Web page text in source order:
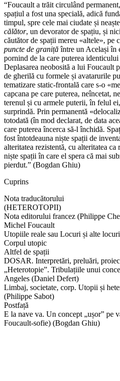
“Foucault a trăit circulând
spațiul a fost una specială, adică
timpul, spre cele mai ciudate și
călător, un devorator de spațiu, și
căutător de spații mereu «altele», pe
puncte de granițăîntre un Același în
pornind de la care puterea
Deplasarea neobosită a lui Foucault
de gherilă cu formele și avatarurile
tematizare static‑frontală care s‑o
capcana pe care puterea, neîncetat,
terenul și cu armele puterii, în felul
surprindă. Prin permanentă
totodată (în mod declarat, de data
care puterea încerca să‑l închidă.
fost întotdeauna niște spații de
alteritatea rezistentă, cu alteritatea
niște spații în care el spera că mai
pierdut.” (Bogdan Ghiu)
Cuprins
Nota traducătorului
(HETEROTOPII)
Nota editorului francez (Philippe
Michel Foucault
Utopiile reale sau Locuri și alte locuri
Corpul utopic
Altfel de spații
DOSAR. Interpretări, preluări,
„Heterotopie”. Tribulațiile unui
Angeles (Daniel Defert)
Limbaj, societate, corp. Utopii și
(Philippe Sabot)
Postfață
E la nave va. Un concept „ușor” pe
Foucault‑sofie) (Bogdan Ghiu)